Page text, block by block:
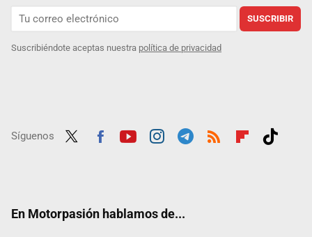
SUSCRIBIR
Suscribiéndote aceptas nuestra política de privacidad
Síguenos
En Motorpasión hablamos de...